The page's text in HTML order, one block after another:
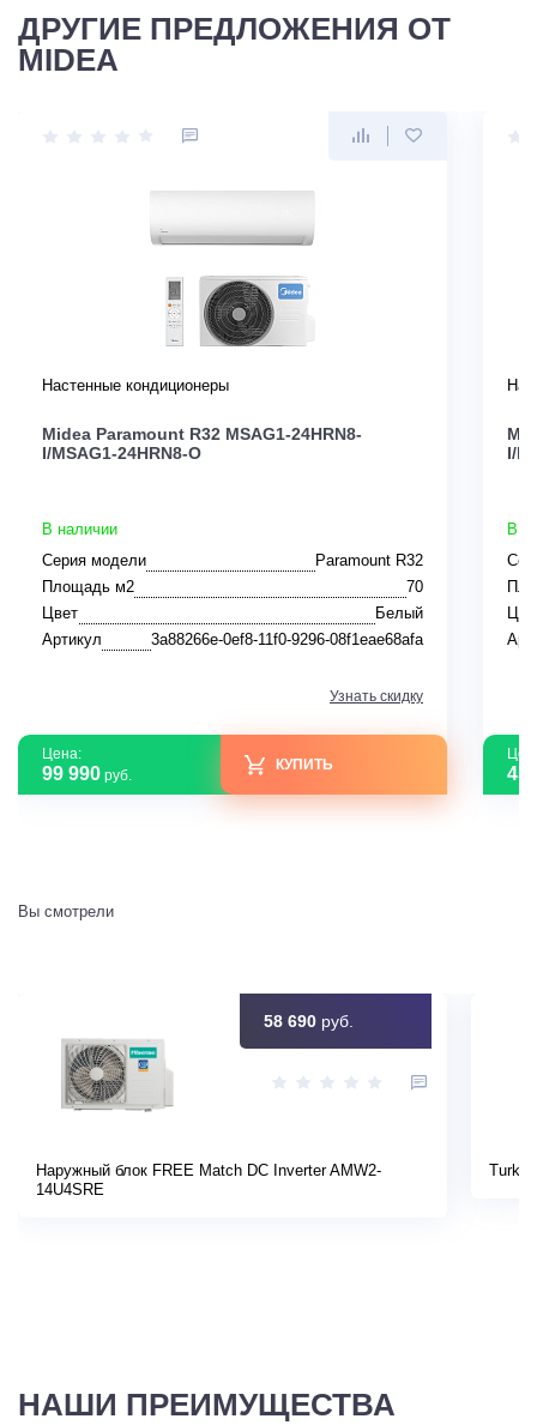
ДРУГИЕ ПРЕДЛОЖЕНИЯ ОТ
MIDEA
Настенные кондиционеры
Midea Paramount R32 MSAG1-24HRN8-
I/MSAG1-24HRN8-O
В наличии
Серия модели
Paramount R32
Площадь м2
70
Цвет
Белый
Артикул
3a88266e-0ef8-11f0-9296-08f1eae68afa
Узнать скидку
Цена:
99 990 руб.
КУПИТЬ
I/
В
45
Вы смотрели
58 690 руб.
Наружный блок FREE Match DC Inverter AMW2-
14U4SRE
НАШИ ПРЕИМУЩЕСТВА